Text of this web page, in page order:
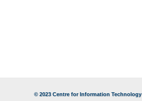
© 2023 Centre for Information Technology